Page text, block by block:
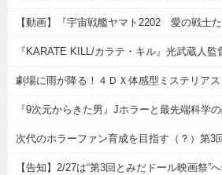
『KARATE KILL/カラテ・キル』光武蔵人監
劇場に雨が降る！４ＤＸ体感型ミステリアス
次代のホラーファン育成を目指す（？）第3
【告知】2/27は“第3回とみだドール映画祭”